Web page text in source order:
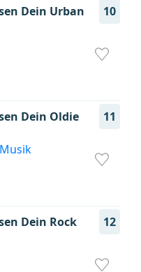
Dein Urban 10
Dein Oldie 11
Dein Rock 12